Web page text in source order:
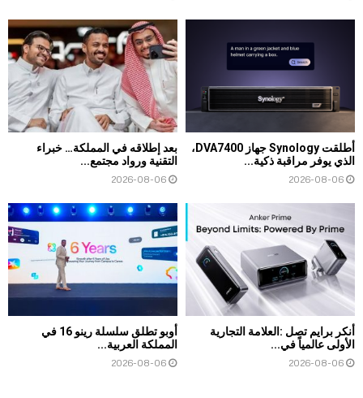
أطلقت Synology جهاز DVA7400،
الذي يوفر مراقبة ذكية...
2026-08-06
بعد إطلاقه في المملكة… خبراء
التقنية ورواد مجتمع...
2026-08-06
أنكر برايم تصل :العلامة التجارية
الأولى عالمياً في...
2026-08-06
أوبو تطلق سلسلة رينو 16 في
المملكة العربية...
2026-08-06